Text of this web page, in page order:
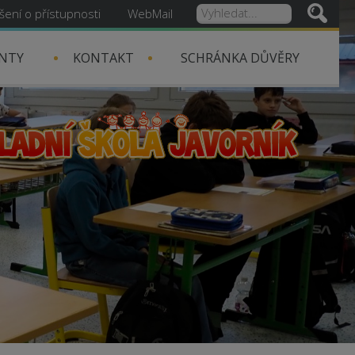
o přístupnosti WebMail
KONTAKT SCHRÁNKA DŮVĚRY